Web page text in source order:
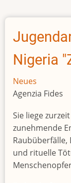
Nigeria
Neues
Agenzia Fides
Sie liege
zunehmende
und rituelle